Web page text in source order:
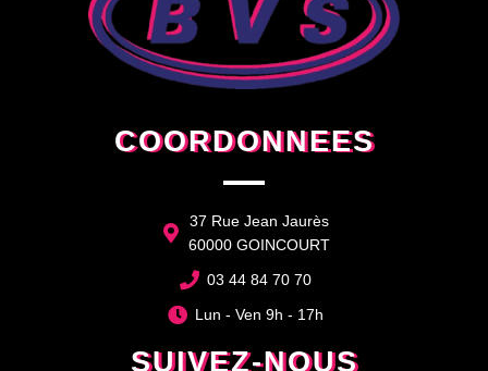
COORDONNEES
37 Rue Jean Jaurès
60000 GOINCOURT
03 44 84 70 70
Lun - Ven 9h - 17h
SUIVEZ-NOUS